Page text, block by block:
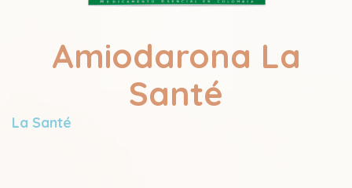
Amiodarona La
Santé
La Santé